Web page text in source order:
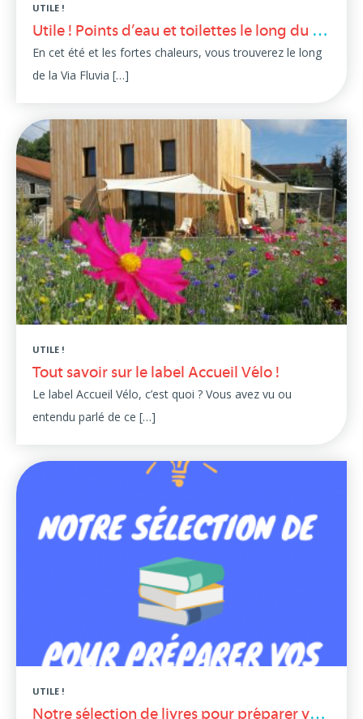
UTILE !
Utile ! Points d’eau et toilettes le long du parcours
En cet été et les fortes chaleurs, vous trouverez le long
de la Via Fluvia […]
UTILE !
Tout savoir sur le label Accueil Vélo !
Le label Accueil Vélo, c’est quoi ? Vous avez vu ou
entendu parlé de ce […]
UTILE !
Notre sélection de livres pour préparer vos vacances à vélo !